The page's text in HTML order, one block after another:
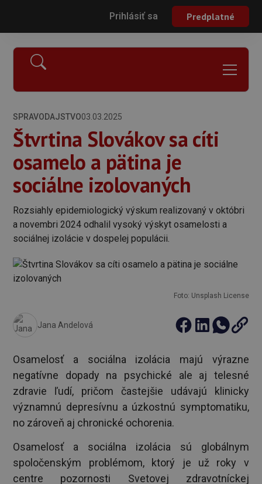
Prihlásiť sa Predplatné
SPRAVODAJSTVO03.03.2025
Štvrtina Slovákov sa cíti
osamelo a pätina je
sociálne izolovaných
Rozsiahly epidemiologický výskum realizovaný v októbri
a novembri 2024 odhalil vysoký výskyt osamelosti a
sociálnej izolácie v dospelej populácii.
Foto: Unsplash License
Jana Andelová
Osamelosť a sociálna izolácia majú výrazne
negatívne dopady na psychické ale aj telesné
zdravie ľudí, pričom častejšie udávajú klinicky
významnú depresívnu a úzkostnú symptomatiku,
no zároveň aj chronické ochorenia.
Osamelosť a sociálna izolácia sú globálnym
spoločenským problémom, ktorý je už roky v
centre pozornosti Svetovej zdravotníckej